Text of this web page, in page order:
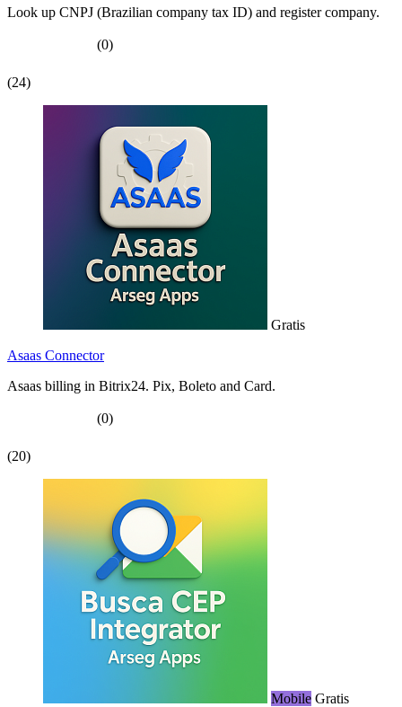
Look up CNPJ (Brazilian company tax ID) and register company.
(0)
(24)
Gratis
Asaas Connector
Asaas billing in Bitrix24. Pix, Boleto and Card.
(0)
(20)
Mobile Gratis